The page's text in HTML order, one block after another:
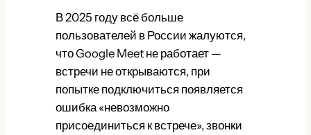
В 2025 году всё больше
пользователей в России жалуются,
что Google Meet не работает —
встречи не открываются, при
попытке подключиться появляется
ошибка «невозможно
присоединиться к встрече», звонки